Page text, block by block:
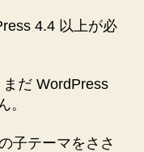
4.4 以上が必
だ WordPress
。
子テーマをささ